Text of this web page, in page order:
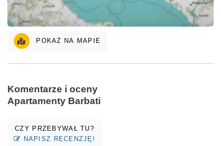
POKAŻ NA MAPIE
Komentarze i oceny
Apartamenty Barbati
CZY PRZEBYWAŁ TU?
NAPISZ RECENZJĘ!